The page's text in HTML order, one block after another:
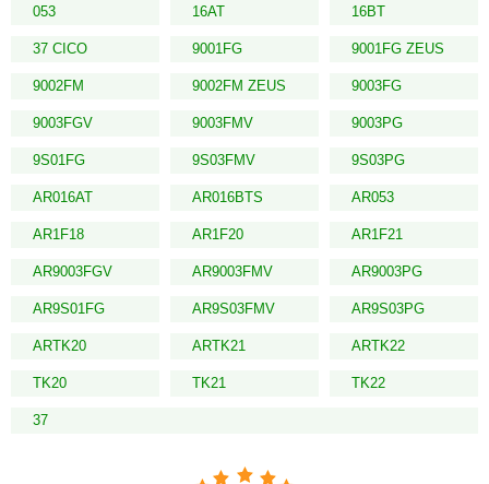
053 16AT 16BT
37 CICO 9001FG 9001FG ZEUS
9002FM 9002FM ZEUS 9003FG
9003FGV 9003FMV 9003PG
9S01FG 9S03FMV 9S03PG
AR016AT AR016BTS AR053
AR1F18 AR1F20 AR1F21
AR9003FGV AR9003FMV AR9003PG
AR9S01FG AR9S03FMV AR9S03PG
ARTK20 ARTK21 ARTK22
TK20 TK21 TK22
37